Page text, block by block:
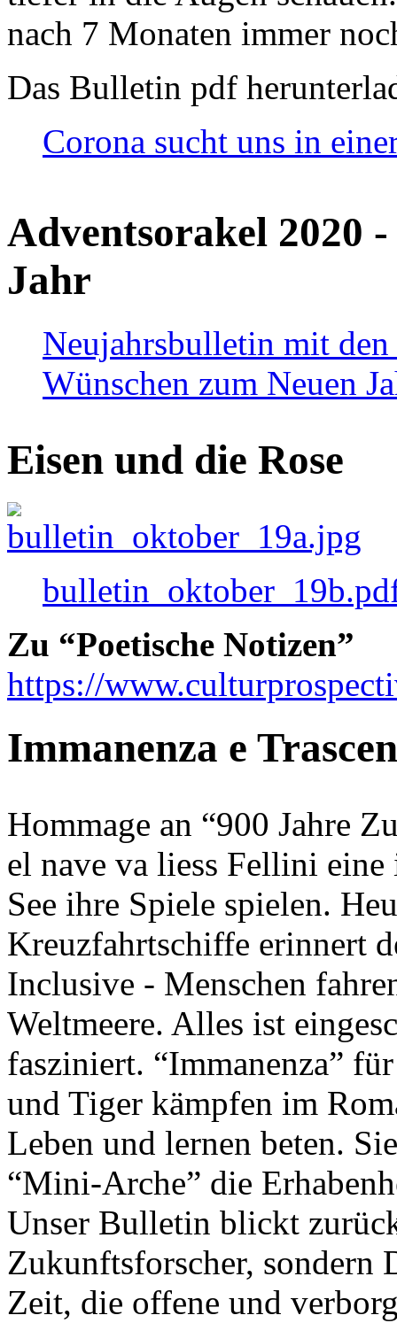
nach 7 Monaten immer
Das Bulletin pdf
Corona sucht uns in
Adventsorakel 2020
Jahr
Neujahrsbulletin mit den
Wünschen zum Neuen
Eisen und die Rose
Zu “Poetische Notizen”
https://
Immanenza e
Hommage an “900 Jahre
el nave va liess Fellini
See ihre Spiele spielen.
Kreuzfahrtschiffe erinnert
Inclusive - Menschen
Weltmeere. Alles ist
fasziniert. “Immanenza”
und Tiger kämpfen im
Leben und lernen beten.
“Mini-Arche” die
Unser Bulletin blickt
Zukunftsforscher, sondern
Zeit, die offene und